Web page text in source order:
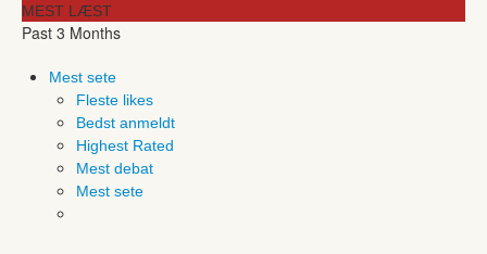
MEST LÆST
Past 3 Months
Mest sete
Fleste likes
Bedst anmeldt
Highest Rated
Mest debat
Mest sete